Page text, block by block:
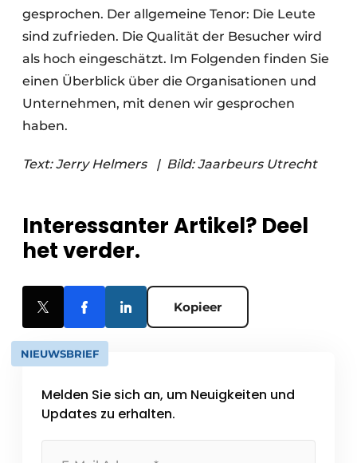
gesprochen. Der allgemeine Tenor: Die Leute
sind zufrieden. Die Qualität der Besucher wird
als hoch eingeschätzt. Im Folgenden finden Sie
einen Überblick über die Organisationen und
Unternehmen, mit denen wir gesprochen
haben.
Text: Jerry Helmers | Bild: Jaarbeurs Utrecht
Interessanter Artikel? Deel
het verder.
Kopieer
NIEUWSBRIEF
Melden Sie sich an, um Neuigkeiten und
Updates zu erhalten.